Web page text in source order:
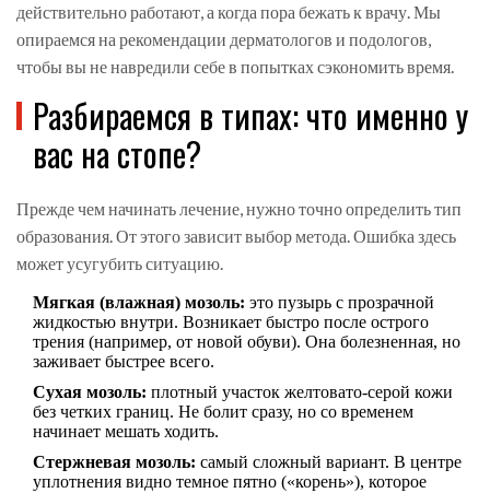
действительно работают, а когда пора бежать к врачу. Мы
опираемся на рекомендации дерматологов и подологов,
чтобы вы не навредили себе в попытках сэкономить время.
Разбираемся в типах: что именно у
вас на стопе?
Прежде чем начинать лечение, нужно точно определить тип
образования. От этого зависит выбор метода. Ошибка здесь
может усугубить ситуацию.
Мягкая (влажная) мозоль: это пузырь с прозрачной
жидкостью внутри. Возникает быстро после острого
трения (например, от новой обуви). Она болезненная, но
заживает быстрее всего.
Сухая мозоль: плотный участок желтовато-серой кожи
без четких границ. Не болит сразу, но со временем
начинает мешать ходить.
Стержневая мозоль: самый сложный вариант. В центре
уплотнения видно темное пятно («корень»), которое